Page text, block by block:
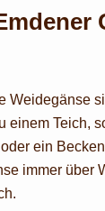
Weidegänse
einem Teich,
ein
immer über